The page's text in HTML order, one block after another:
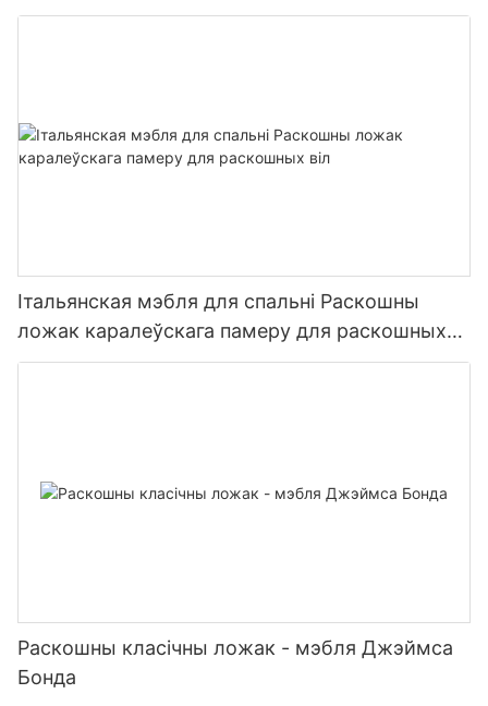
Італьянская мэбля для спальні Раскошны
ложак каралеўскага памеру для раскошных
віл
Раскошны класічны ложак - мэбля Джэймса
Бонда